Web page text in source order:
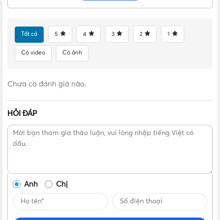
Tất cả 5 4 3 2 1
Có video Có ảnh
Chưa có đánh giá nào.
HỎI ĐÁP
Anh Chị